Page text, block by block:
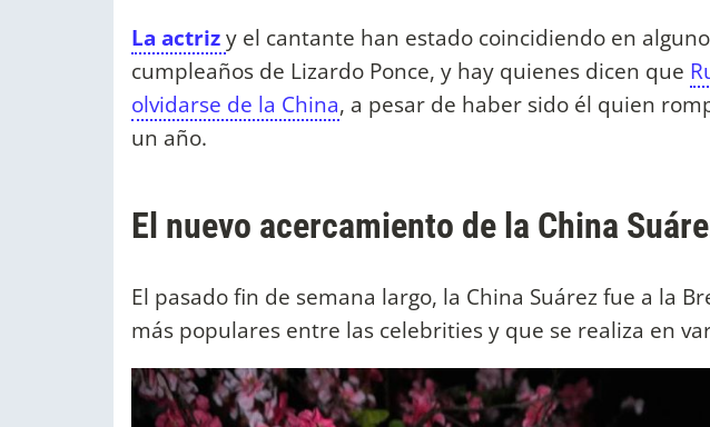
La actrizy el cantante han estado coincidiendo en
cumpleaños de Lizardo Ponce, y hay quienes dicen que
olvidarse de la China, a pesar de haber sido él quien
un año.
El nuevo acercamiento de la China
El pasado fin de semana largo, la China Suárez fue a la
más populares entre las celebrities y que se realiza en